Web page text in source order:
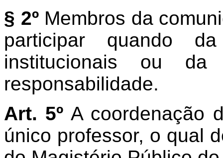
§ 2ºMembros da
participar quando
institucionais ou
responsabilidade.
Art. 5º A coordenação
único professor, o qual